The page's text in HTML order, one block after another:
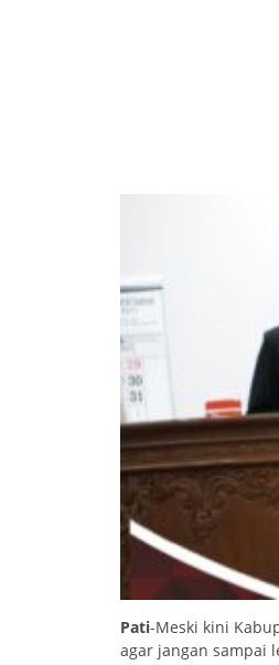
Pati-Meski kini
agar jangan sampai